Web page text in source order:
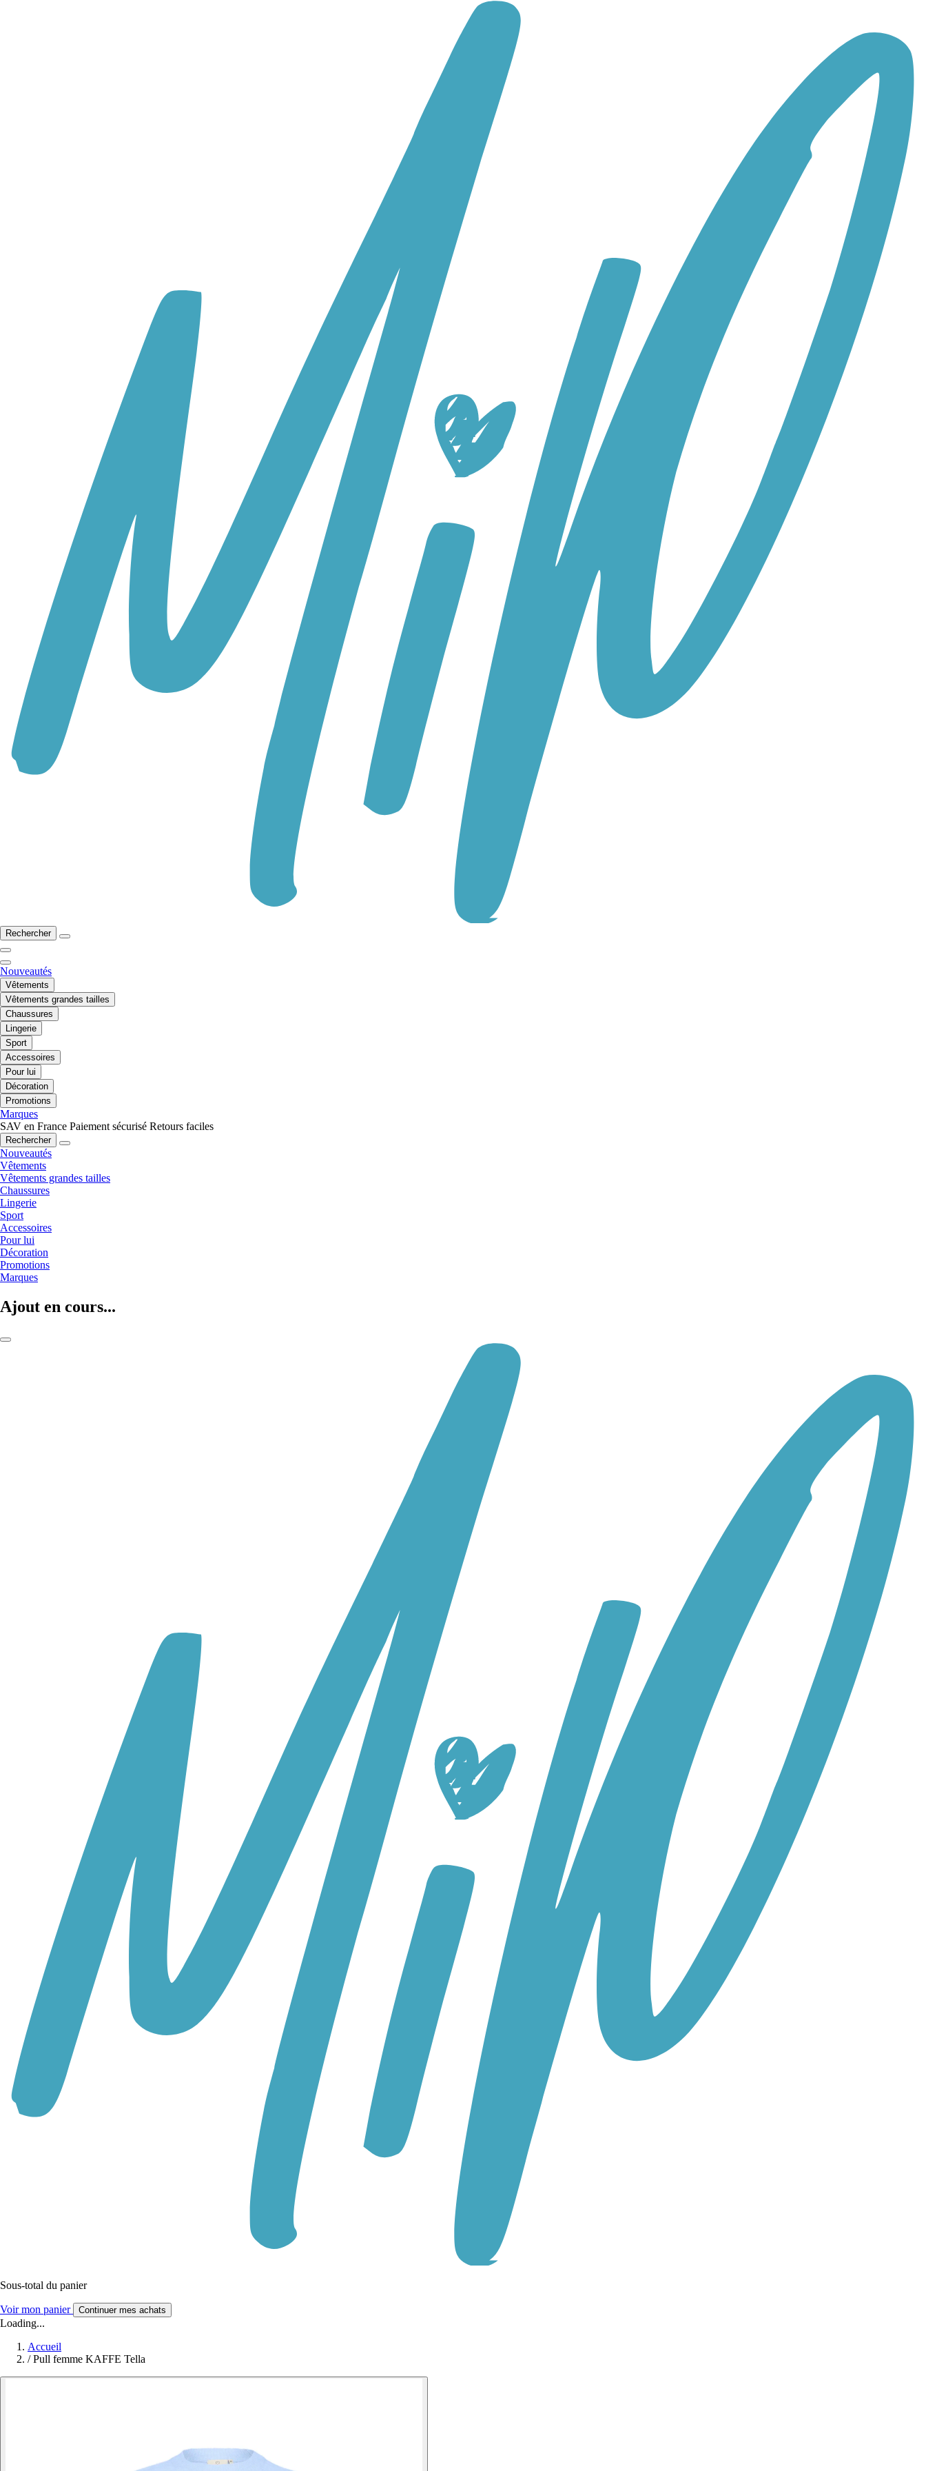
Rechercher
Nouveautés
Vêtements
Vêtements grandes tailles
Chaussures
Lingerie
Sport
Accessoires
Pour lui
Décoration
Promotions
Marques
SAV en France Paiement sécurisé Retours faciles
Rechercher
Nouveautés
Vêtements
Vêtements grandes tailles
Chaussures
Lingerie
Sport
Accessoires
Pour lui
Décoration
Promotions
Marques
Ajout en cours...
Sous-total du panier
Voir mon panier Continuer mes achats
Loading...
Accueil
/ Pull femme KAFFE Tella